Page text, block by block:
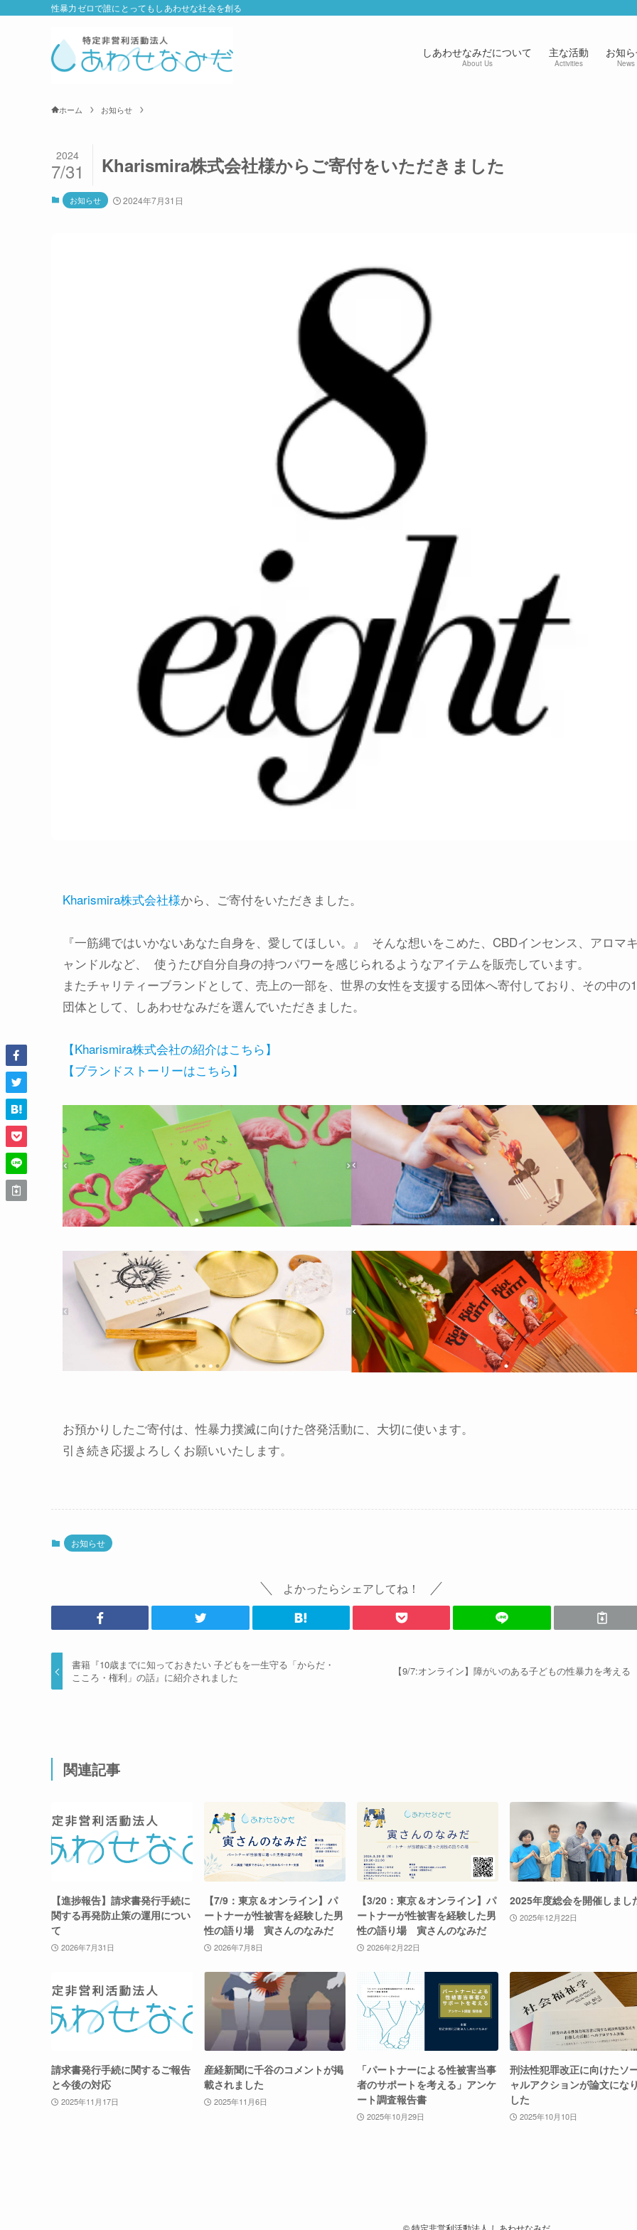
性暴力ゼロで誰にとってもしあわせな社会を創る
しあわせなみだについて
About Us
主な活動
Activities
お知
News
ホーム お知らせ
Kharismira株式会社様からご寄付をいただきました
2024
7/31
お知らせ 2024年7月31日
Kharismira株式会社様から、ご寄付をいただきました。
『一筋縄ではいかないあなた自身を、愛してほしい。』 そんな想いをこめた、CBDインセンス、アロマ
ャンドルなど、 使うたび自分自身の持つパワーを感じられるようなアイテムを販売しています。
またチャリティーブランドとして、売上の一部を、世界の女性を支援する団体へ寄付しており、その中の1
団体として、しあわせなみだを選んでいただきました。
【Kharismira株式会社の紹介はこちら】
【ブランドストーリーはこちら】
お預かりしたご寄付は、性暴力撲滅に向けた啓発活動に、大切に使います。
引き続き応援よろしくお願いいたします。
お知らせ
よかったらシェアしてね！
書籍『10歳までに知っておきたい 子どもを一生守る「からだ・
こころ・権利」の話』に紹介されました
【9/7:オンライン】障がいのある子どもの性暴力を考える
関連記事
【進捗報告】請求書発行手続に
関する再発防止策の運用につい
て
2026年7月31日
【7/9：東京＆オンライン】パ
ートナーが性被害を経験した男
性の語り場 寅さんのなみだ
2026年7月8日
【3/20：東京＆オンライン】パ
ートナーが性被害を経験した男
性の語り場 寅さんのなみだ
2026年2月22日
2025年度総会を開催しまし
2025年12月22日
請求書発行手続に関するご報告
と今後の対応
2025年11月17日
産経新聞に千谷のコメントが掲
載されました
2025年11月6日
「パートナーによる性被害当事
者のサポートを考える」アンケ
ート調査報告書
2025年10月29日
刑法性犯罪改正に向けたソ
ャルアクションが論文にな
した
2025年10月10日